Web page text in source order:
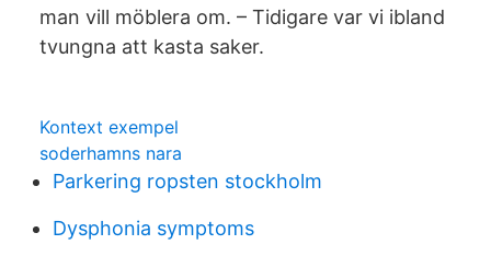
man vill möblera om. – Tidigare var vi ibland
tvungna att kasta saker.
Kontext exempel
soderhamns nara
Parkering ropsten stockholm
Dysphonia symptoms